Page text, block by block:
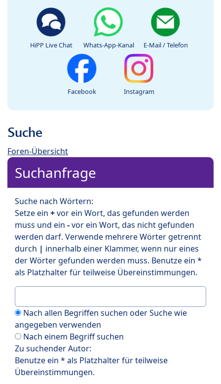
HiPP Live Chat Whats-App-Kanal E-Mail / Telefon
Facebook Instagram
Suche
Foren-Übersicht
Suchanfrage
Suche nach Wörtern:
Setze ein +vor ein Wort, das gefunden werden
muss und ein -vor ein Wort, das nicht gefunden
werden darf. Verwende mehrere Wörter getrennt
durch | innerhalb einer Klammer, wenn nur eines
der Wörter gefunden werden muss. Benutze ein *
als Platzhalter für teilweise Übereinstimmungen.
Nach allen Begriffen suchen oder Suche wie
angegeben verwenden
Nach einem Begriff suchen
Zu suchender Autor:
Benutze ein * als Platzhalter für teilweise
Übereinstimmungen.